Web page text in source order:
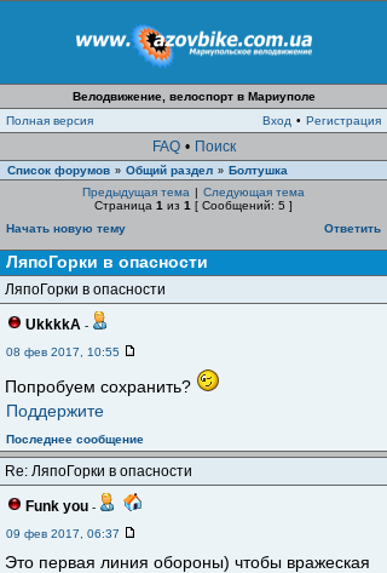
Велодвижение, велоспорт в Мариуполе
Полная версия
Вход • Регистрация
FAQ • Поиск
Список форумов » Общий раздел » Болтушка
Предыдущая тема | Следующая тема
Страница 1 из 1 [ Сообщений: 5 ]
Начать новую тему
Ответить
ЛяпоГорки в опасности
ЛяпоГорки в опасности
UkkkkA -
08 фев 2017, 10:55
Попробуем сохранить?
Поддержите
Последнее сообщение
Re: ЛяпоГорки в опасности
Funk you -
09 фев 2017, 06:37
Это первая линия обороны) чтобы вражеская